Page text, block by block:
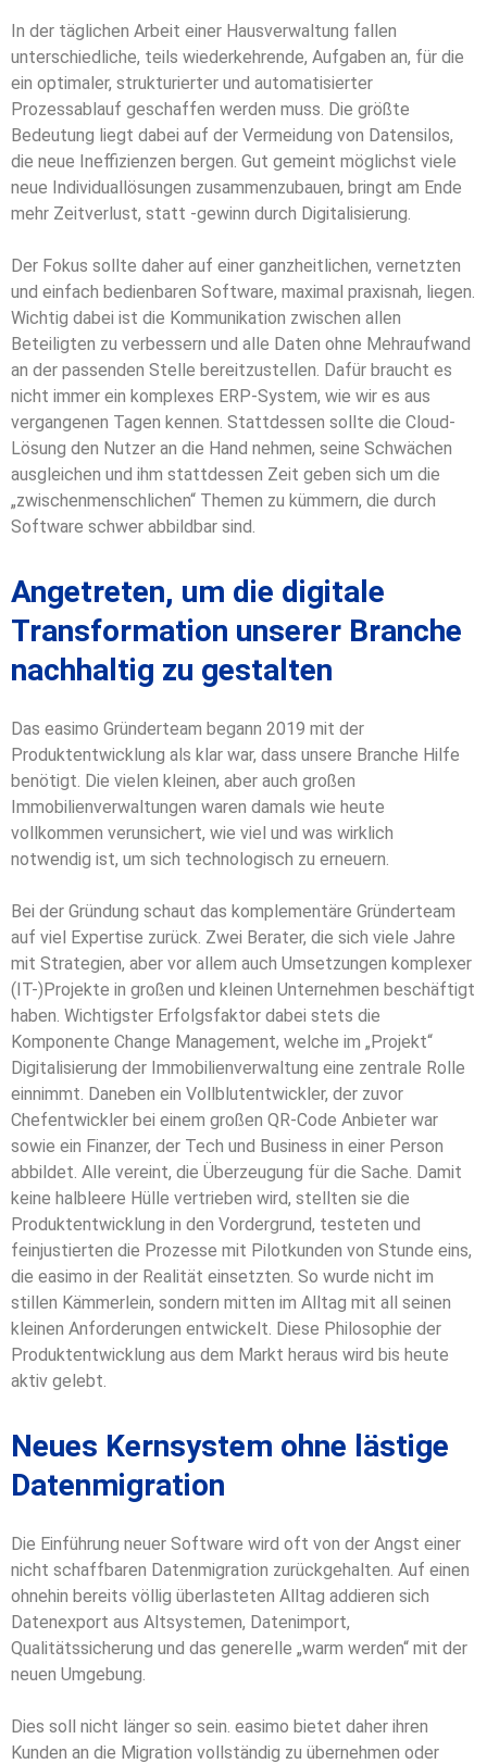
In der täglichen Arbeit einer Hausverwaltung fallen
unterschiedliche, teils wiederkehrende, Aufgaben an, für die
ein optimaler, strukturierter und automatisierter
Prozessablauf geschaffen werden muss. Die größte
Bedeutung liegt dabei auf der Vermeidung von Datensilos,
die neue Ineffizienzen bergen. Gut gemeint möglichst viele
neue Individuallösungen zusammenzubauen, bringt am Ende
mehr Zeitverlust, statt -gewinn durch Digitalisierung.
Der Fokus sollte daher auf einer ganzheitlichen, vernetzten
und einfach bedienbaren Software, maximal praxisnah, liegen.
Wichtig dabei ist die Kommunikation zwischen allen
Beteiligten zu verbessern und alle Daten ohne Mehraufwand
an der passenden Stelle bereitzustellen. Dafür braucht es
nicht immer ein komplexes ERP-System, wie wir es aus
vergangenen Tagen kennen. Stattdessen sollte die Cloud-
Lösung den Nutzer an die Hand nehmen, seine Schwächen
ausgleichen und ihm stattdessen Zeit geben sich um die
„zwischenmenschlichen“ Themen zu kümmern, die durch
Software schwer abbildbar sind.
Angetreten, um die digitale
Transformation unserer Branche
nachhaltig zu gestalten
Das easimo Gründerteam begann 2019 mit der
Produktentwicklung als klar war, dass unsere Branche Hilfe
benötigt. Die vielen kleinen, aber auch großen
Immobilienverwaltungen waren damals wie heute
vollkommen verunsichert, wie viel und was wirklich
notwendig ist, um sich technologisch zu erneuern.
Bei der Gründung schaut das komplementäre Gründerteam
auf viel Expertise zurück. Zwei Berater, die sich viele Jahre
mit Strategien, aber vor allem auch Umsetzungen komplexer
(IT-)Projekte in großen und kleinen Unternehmen beschäftigt
haben. Wichtigster Erfolgsfaktor dabei stets die
Komponente Change Management, welche im „Projekt“
Digitalisierung der Immobilienverwaltung eine zentrale Rolle
einnimmt. Daneben ein Vollblutentwickler, der zuvor
Chefentwickler bei einem großen QR-Code Anbieter war
sowie ein Finanzer, der Tech und Business in einer Person
abbildet. Alle vereint, die Überzeugung für die Sache. Damit
keine halbleere Hülle vertrieben wird, stellten sie die
Produktentwicklung in den Vordergrund, testeten und
feinjustierten die Prozesse mit Pilotkunden von Stunde eins,
die easimo in der Realität einsetzten. So wurde nicht im
stillen Kämmerlein, sondern mitten im Alltag mit all seinen
kleinen Anforderungen entwickelt. Diese Philosophie der
Produktentwicklung aus dem Markt heraus wird bis heute
aktiv gelebt.
Neues Kernsystem ohne lästige
Datenmigration
Die Einführung neuer Software wird oft von der Angst einer
nicht schaffbaren Datenmigration zurückgehalten. Auf einen
ohnehin bereits völlig überlasteten Alltag addieren sich
Datenexport aus Altsystemen, Datenimport,
Qualitätssicherung und das generelle „warm werden“ mit der
neuen Umgebung.
Dies soll nicht länger so sein. easimo bietet daher ihren
Kunden an die Migration vollständig zu übernehmen oder